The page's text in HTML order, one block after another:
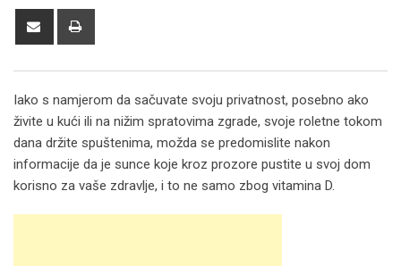
Share
Iako s namjerom da sačuvate svoju privatnost, posebno ako
živite u kući ili na nižim spratovima zgrade, svoje roletne tokom
dana držite spuštenima, možda se predomislite nakon
informacije da je sunce koje kroz prozore pustite u svoj dom
korisno za vaše zdravlje, i to ne samo zbog vitamina D.